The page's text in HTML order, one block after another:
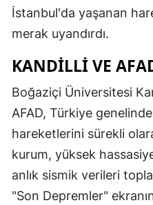
İstanbul'da yaşanan
merak uyandırdı.
KANDILLI VE
Boğaziçi Üniversitesi
AFAD, Türkiye
hareketlerini sürekli
kurum, yüksek
anlık sismik verileri
"Son Depremler"